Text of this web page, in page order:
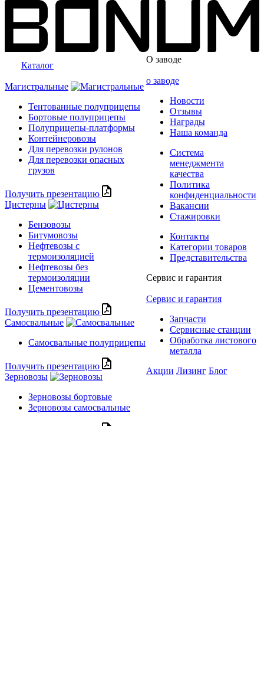
Каталог
Магистральные
Тентованные полуприцепы
Бортовые полуприцепы
Полуприцепы-платформы
Контейнеровозы
Для перевозки рулонов
Для перевозки опасных
грузов
Получить презентацию
Цистерны
Бензовозы
Битумовозы
Нефтевозы с
термоизоляцией
Нефтевозы без
термоизоляции
Цементовозы
Получить презентацию
Самосвальные
Самосвальные полуприцепы
Получить презентацию
Зерновозы
Зерновозы бортовые
Зерновозы самосвальные
О заводе
о заводе
Новости
Отзывы
Награды
Наша команда
Система
менеджмента
качества
Политика
конфиденциальности
Вакансии
Стажировки
Контакты
Категории товаров
Представительства
Сервис и гарантия
Сервис и гарантия
Запчасти
Сервисные станции
Обработка листового
металла
Акции Лизинг Блог